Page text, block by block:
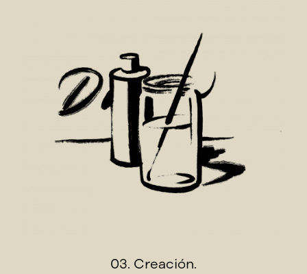
03. Creación.